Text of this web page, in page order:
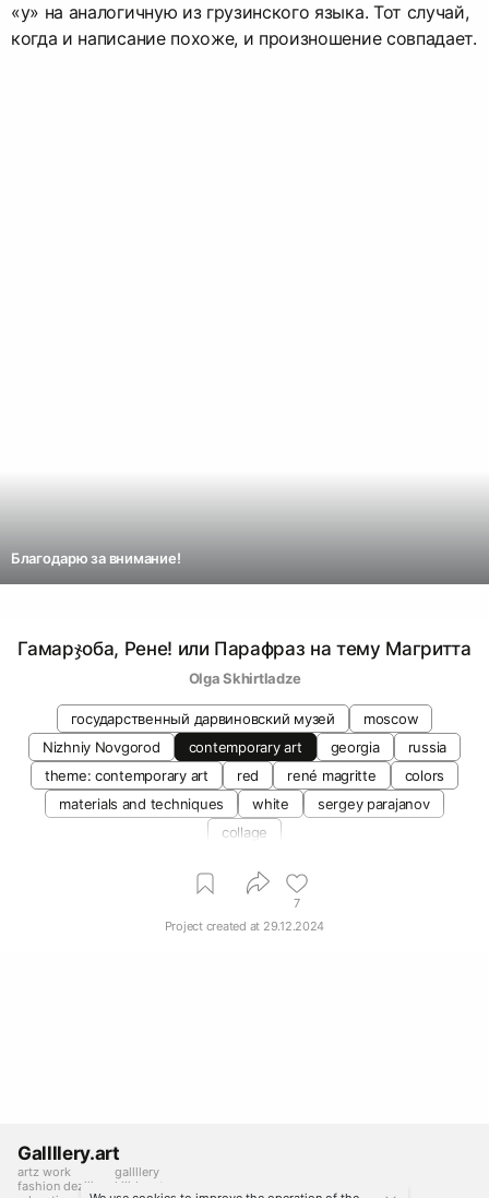
«у» на аналогичную из грузинского языка. Тот случай,
когда и написание похоже, и произношение совпадает.
Благодарю за внимание!
Гамарჯоба, Рене! или Парафраз на тему Магритта
Olga Skhirtladze
государственный дарвиновский музей
moscow
Nizhniy Novgorod
contemporary art georgia
russia
theme: contemporary art
red rené magritte
colors
materials and techniques
white
sergey parajanov
collage
7
Project created at 29.12.2024
Gallllery.art
artz work
fashion deziiign
gallllery
kiiids.art